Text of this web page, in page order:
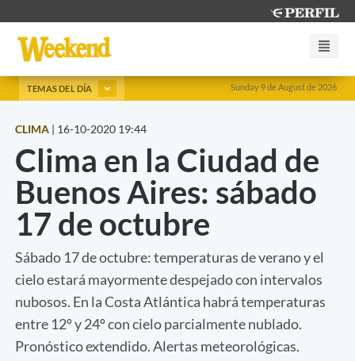
Sunday 9 de August de 2026
TEMAS DEL DÍA
CLIMA | 16-10-2020 19:44
Clima en la Ciudad de
Buenos Aires: sábado
17 de octubre
Sábado 17 de octubre: temperaturas de verano y el
cielo estará mayormente despejado con intervalos
nubosos. En la Costa Atlántica habrá temperaturas
entre 12º y 24º con cielo parcialmente nublado.
Pronóstico extendido. Alertas meteorológicas.